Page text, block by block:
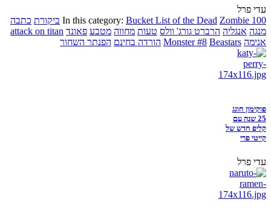
עדי פרל
In this category: Bucket List of the Dead Zombie 100 ביקורת כתבה
מנגה אנגליה הרברט גורג' וולס טעות מחווה מטבע פאונד attack on titan
אנימה
Monster #8 Beastars הורדה בחינם הפנתר השחור
פוקימון חוגג
25 שנה עם
קליפ חדש של
קייטי פרי
עדי פרל